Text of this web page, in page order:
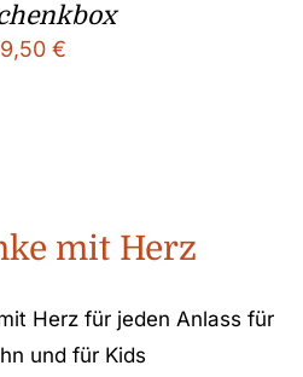
9,50 €
mit Herz
Herz für jeden Anlass für
und für Kids